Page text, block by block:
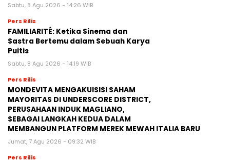
Sabtu, 8 Agu 2026 - 14:26 WIB
Pers Rilis
FAMILIARITÉ: Ketika Sinema dan
Sastra Bertemu dalam Sebuah Karya
Puitis
Sabtu, 8 Agu 2026 - 14:19 WIB
Pers Rilis
MONDEVITA MENGAKUISISI SAHAM
MAYORITAS DI UNDERSCORE DISTRICT,
PERUSAHAAN INDUK MAGLIANO,
SEBAGAI LANGKAH KEDUA DALAM
MEMBANGUN PLATFORM MEREK MEWAH ITALIA BARU
Jumat, 7 Agu 2026 - 09:32 WIB
Pers Rilis